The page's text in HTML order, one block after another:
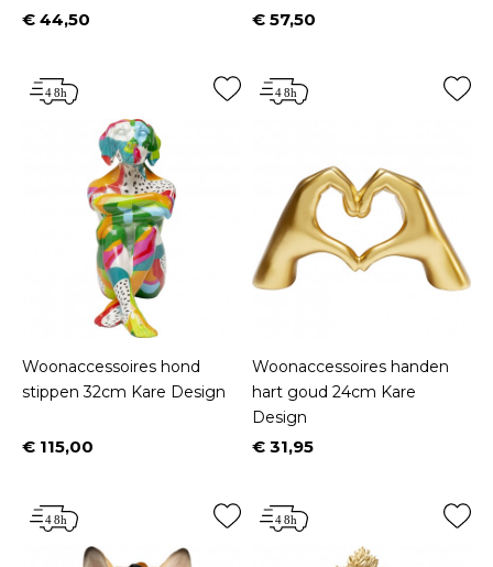
Prijs
€ 44,50 Prijs
€ 57,50
Woonaccessoires hond
stippen 32cm Kare Design
Prijs
€ 115,00
Woonaccessoires handen
hart goud 24cm Kare
Design
Prijs
€ 31,95